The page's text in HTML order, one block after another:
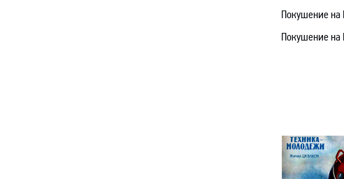
Покушение
Покушение на